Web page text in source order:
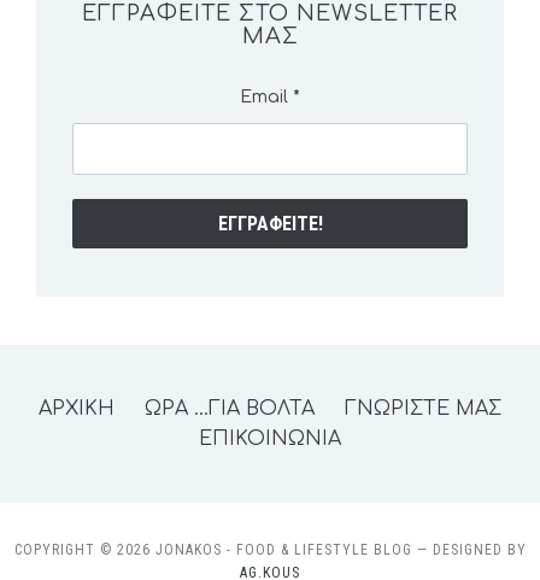
ΕΓΓΡΑΦΕΊΤΕ ΣΤΟ NEWSLETTER
ΜΑΣ
Email *
ΑΡΧΙΚΗ ΩΡΑ …ΓΙΑ ΒΟΛΤΑ
ΓΝΩΡΙΣΤΕ ΜΑΣ
ΕΠΙΚΟΙΝΩΝΙΑ
COPYRIGHT © 2026 JONAKOS - FOOD & LIFESTYLE BLOG — DESIGNED BY
AG.KOUS